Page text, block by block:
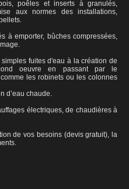
poêles et inserts à granulés,
aux normes des installations,
à emporter, bûches compressées,
fuites d'eau à la création de
oeuvre en passant par le
les robinets ou les colonnes
d’eau chaude.
électriques, de chaudières à
de vos besoins (devis gratuit), la